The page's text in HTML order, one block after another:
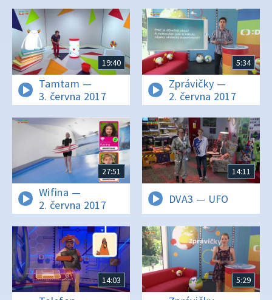
19:40
Tamtam —
3. června 2017
5:34
Zprávičky —
2. června 2017
27:51
Wifina —
2. června 2017
14:11
DVA3 — UFO
14:03 5:29